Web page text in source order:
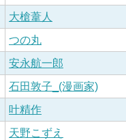
大槍葦人
つの丸
安永航一郎
石田敦子_(漫画家)
叶精作
天野こずえ